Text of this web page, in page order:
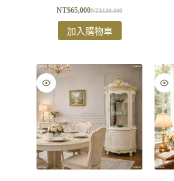
NT$130,000
NT$65,000
加入購物車